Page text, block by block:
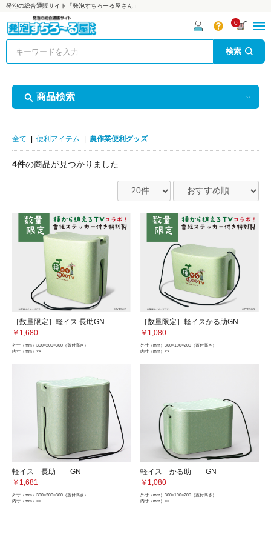
発泡の総合通販サイト「発泡すちろーる屋さん」
0
検索
商品検索
全て 便利アイテム 農作業便利グッズ
4件の商品が見つかりました
［数量限定］軽イス 長助GN
￥1,680
外寸（mm） 300×200×300（蓋付高さ）
内寸（mm） ××
［数量限定］軽イスかる助GN
￥1,080
外寸（mm） 300×190×200（蓋付高さ）
内寸（mm） ××
軽イス 長助 GN
￥1,681
外寸（mm） 300×200×300（蓋付高さ）
内寸（mm） ××
軽イス かる助 GN
￥1,080
外寸（mm） 300×190×200（蓋付高さ）
内寸（mm） ××